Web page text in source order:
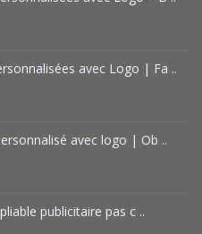
avec Logo | Fa ..
avec logo | Ob ..
publicitaire pas c ..